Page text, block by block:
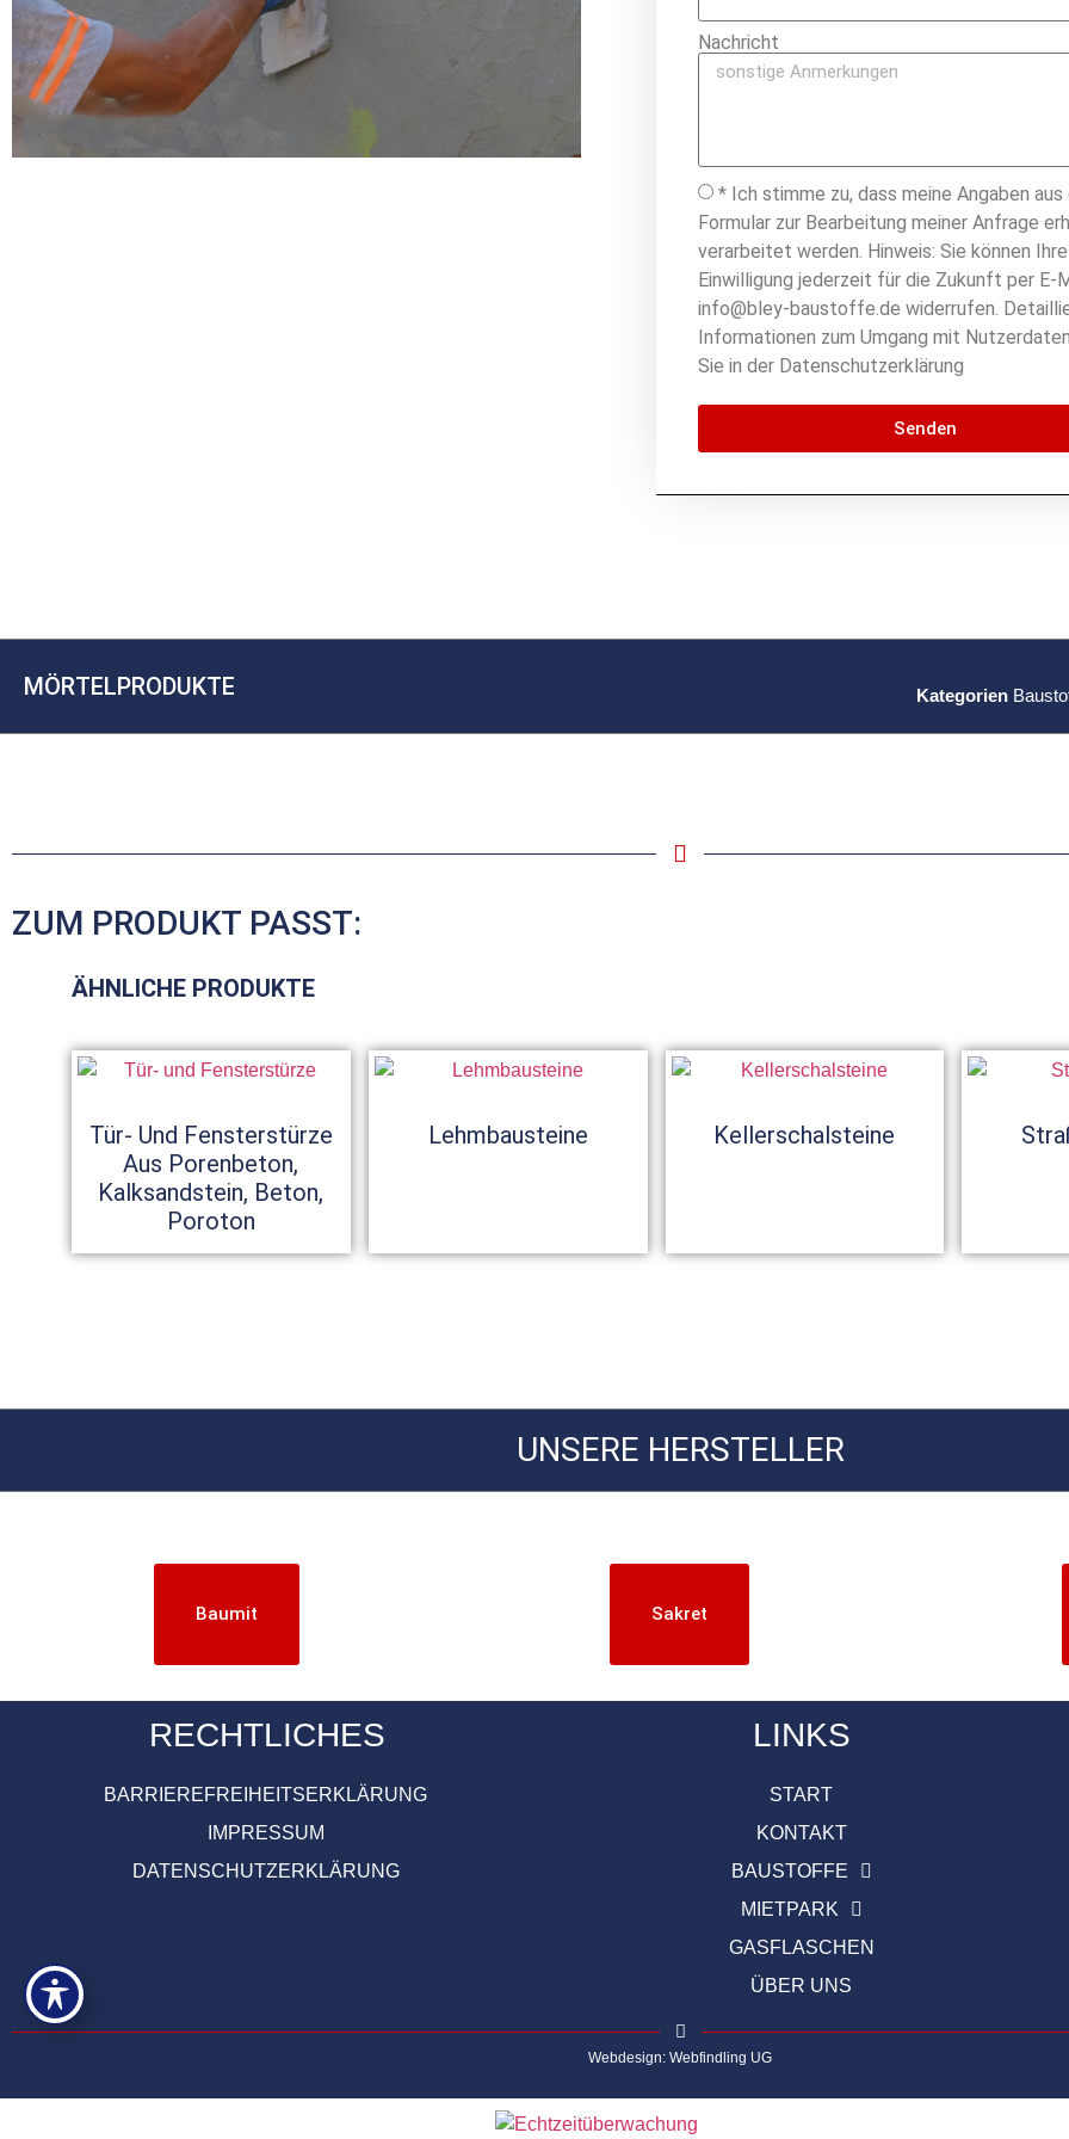
Nachricht
* Ich stimme zu, dass meine Angaben aus
Formular zur Bearbeitung meiner Anfrage
verarbeitet werden. Hinweis: Sie können Ihre
Einwilligung jederzeit für die Zukunft per E-
info@bley-baustoffe.de widerrufen.
Informationen zum Umgang mit
Sie in der Datenschutzerklärung
Senden
MÖRTELPRODUKTE Kategorien
ZUM PRODUKT PASST:
ÄHNLICHE PRODUKTE
Tür- Und Fensterstürze
Aus Porenbeton,
Kalksandstein, Beton,
Poroton
Lehmbausteine Kellerschalsteine
UNSERE HERSTELLER
Baumit Sakret
RECHTLICHES
BARRIEREFREIHEITSERKLÄRUNG
IMPRESSUM
DATENSCHUTZERKLÄRUNG
LINKS
START
KONTAKT
BAUSTOFFE
MIETPARK
GASFLASCHEN
ÜBER UNS
Webdesign: Webfindling UG